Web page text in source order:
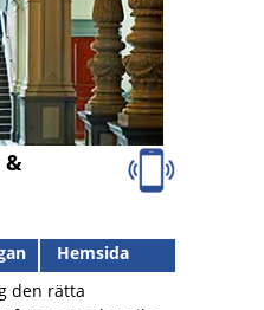
&
Hemsida
den rätta